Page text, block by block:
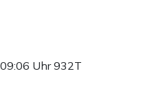
Uhr932T